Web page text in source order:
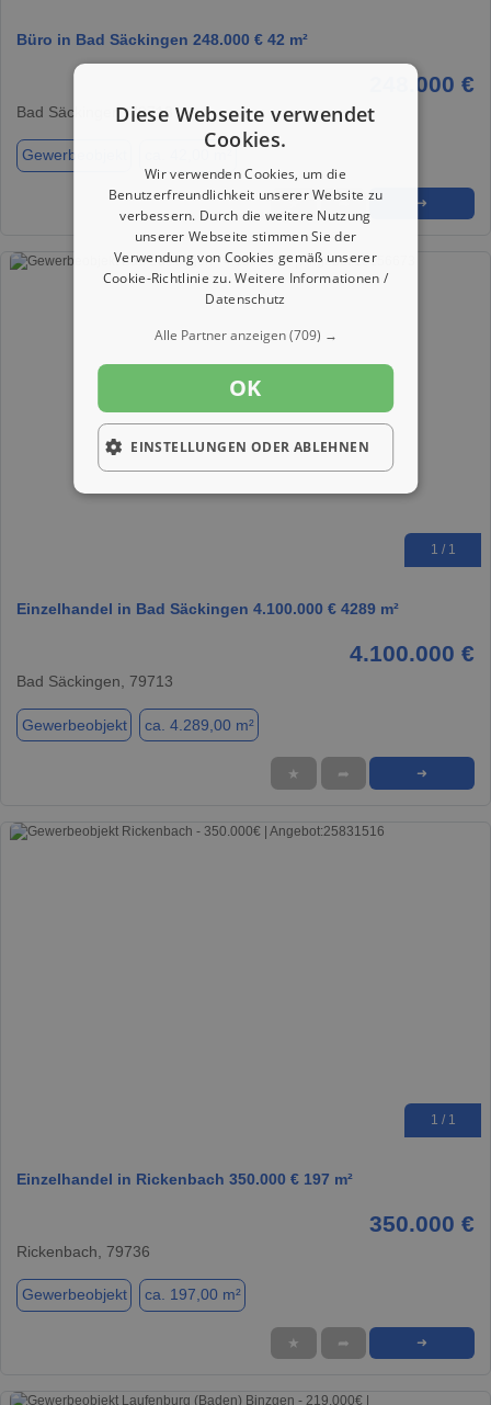
Büro in Bad Säckingen 248.000 € 42 m²
248.000 €
Bad Säckingen, 79713
Gewerbeobjekt
★ ➦ ➜
1 / 1
Einzelhandel in Bad Säckingen 4.100.000 € 4289 m²
4.100.000 €
Bad Säckingen, 79713
Gewerbeobjekt ca. 4.289,00 m²
★ ➦ ➜
1 / 1
Einzelhandel in Rickenbach 350.000 € 197 m²
350.000 €
Rickenbach, 79736
Gewerbeobjekt ca. 197,00 m²
★ ➦ ➜
Diese Webseite verwendet
Cookies.
Wir verwenden Cookies, um die
Benutzerfreundlichkeit unserer Website zu
verbessern. Durch die weitere Nutzung
unserer Webseite stimmen Sie der
Verwendung von Cookies gemäß unserer
Cookie-Richtlinie zu.Weitere Informationen /
Datenschutz
Alle Partner anzeigen(709) →
OK
EINSTELLUNGEN ODER ABLEHNEN